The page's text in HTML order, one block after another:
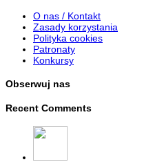
O nas / Kontakt
Zasady korzystania
Polityka cookies
Patronaty
Konkursy
Obserwuj nas
Recent Comments